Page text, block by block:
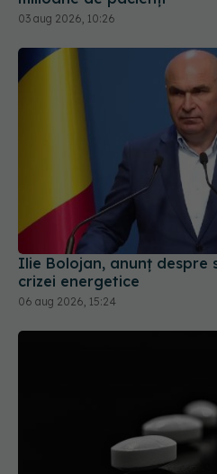
Ilie Bolojan, anunț despre
crizei energetice
06 aug 2026, 15:24